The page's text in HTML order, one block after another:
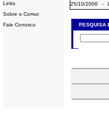
Links
Sobre o Comut
Fale Conosco
25/10/2006
-
PESQUISA